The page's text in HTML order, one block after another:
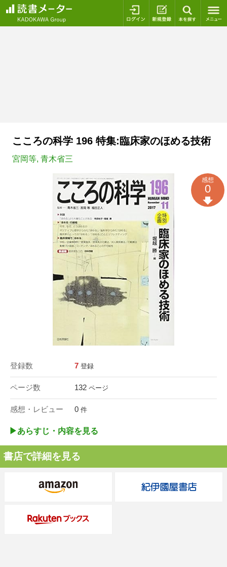
ログイン 新規登録
こころの科学 196 特集:臨床家のほめる技術
宮岡等, 青木省三
登録数 7 登録
ページ数 132 ページ
感想・レビュー 0 件
感想
0
▶︎あらすじ・内容を見る
書店で詳細を見る